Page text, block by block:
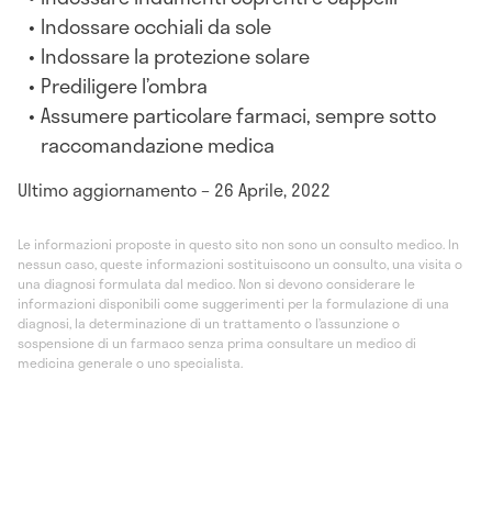
Indossare occhiali da sole
Indossare la protezione solare
Prediligere l’ombra
Assumere particolare farmaci, sempre sotto
raccomandazione medica
Ultimo aggiornamento – 26 Aprile, 2022
Le informazioni proposte in questo sito non sono un consulto medico. In
nessun caso, queste informazioni sostituiscono un consulto, una visita o
una diagnosi formulata dal medico. Non si devono considerare le
informazioni disponibili come suggerimenti per la formulazione di una
diagnosi, la determinazione di un trattamento o l’assunzione o
sospensione di un farmaco senza prima consultare un medico di
medicina generale o uno specialista.